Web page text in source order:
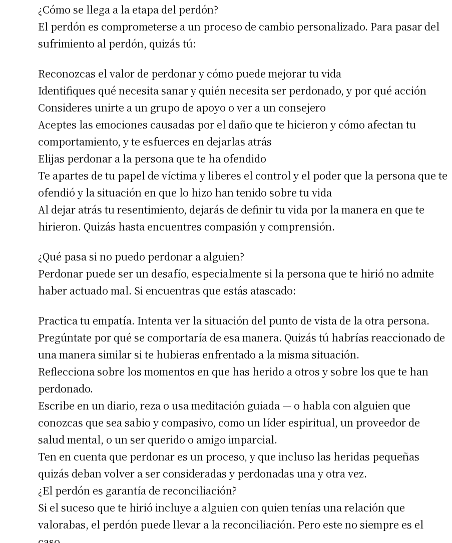
¿Cómo se llega a la etapa del perdón?
El perdón es comprometerse a un proceso de cambio personalizado. Para pasar del
sufrimiento al perdón, quizás tú:
Reconozcas el valor de perdonar y cómo puede mejorar tu vida
Identifiques qué necesita sanar y quién necesita ser perdonado, y por qué acción
Consideres unirte a un grupo de apoyo o ver a un consejero
Aceptes las emociones causadas por el daño que te hicieron y cómo afectan tu
comportamiento, y te esfuerces en dejarlas atrás
Elijas perdonar a la persona que te ha ofendido
Te apartes de tu papel de víctima y liberes el control y el poder que la persona que te
ofendió y la situación en que lo hizo han tenido sobre tu vida
Al dejar atrás tu resentimiento, dejarás de definir tu vida por la manera en que te
hirieron. Quizás hasta encuentres compasión y comprensión.
¿Qué pasa si no puedo perdonar a alguien?
Perdonar puede ser un desafío, especialmente si la persona que te hirió no admite
haber actuado mal. Si encuentras que estás atascado:
Practica tu empatía. Intenta ver la situación del punto de vista de la otra persona.
Pregúntate por qué se comportaría de esa manera. Quizás tú habrías reaccionado de
una manera similar si te hubieras enfrentado a la misma situación.
Reflecciona sobre los momentos en que has herido a otros y sobre los que te han
perdonado.
Escribe en un diario, reza o usa meditación guiada — o habla con alguien que
conozcas que sea sabio y compasivo, como un líder espiritual, un proveedor de
salud mental, o un ser querido o amigo imparcial.
Ten en cuenta que perdonar es un proceso, y que incluso las heridas pequeñas
quizás deban volver a ser consideradas y perdonadas una y otra vez.
¿El perdón es garantía de reconciliación?
Si el suceso que te hirió incluye a alguien con quien tenías una relación que
valorabas, el perdón puede llevar a la reconciliación. Pero este no siempre es el